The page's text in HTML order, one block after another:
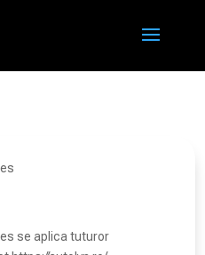
se aplica tuturor